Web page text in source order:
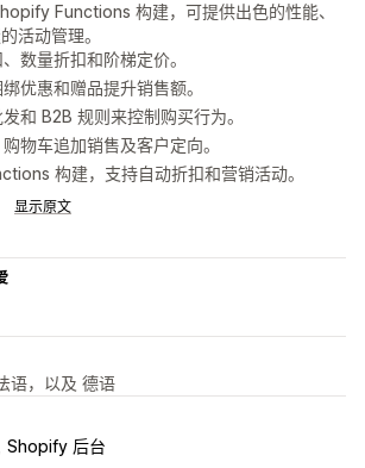
Functions 构建，可提供出色的性能、
活动管理。
数量折扣和阶梯定价。
优惠和赠品提升销售额。
和 B2B 规则来控制购买行为。
物车追加销售及客户定向。
构建，支持自动折扣和营销活动。
显示原文
语，以及 德语
Shopify 后台